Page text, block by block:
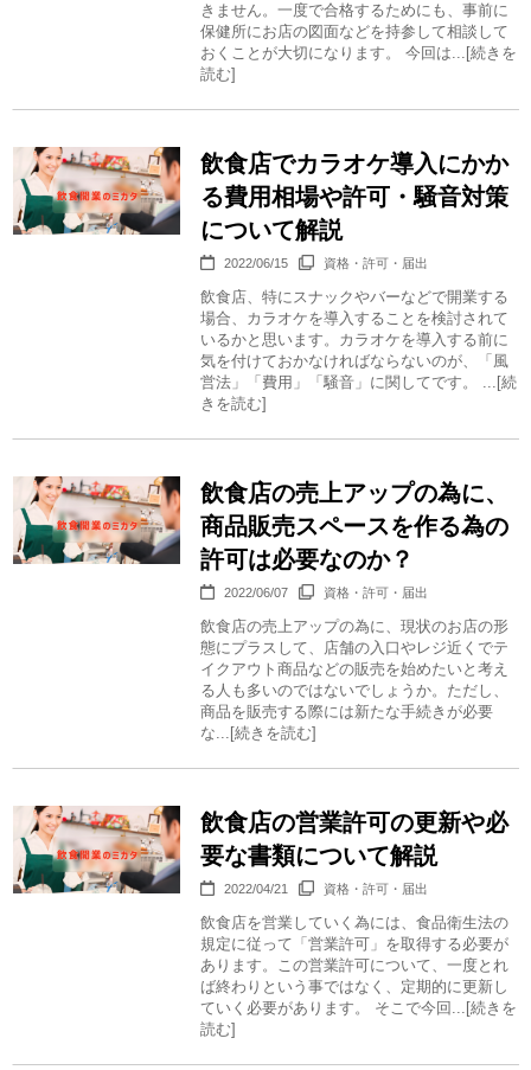
きません。一度で合格するためにも、事前に
保健所にお店の図面などを持参して相談して
おくことが大切になります。 今回は...[続きを
読む]
飲食店でカラオケ導入にかか
る費用相場や許可・騒音対策
について解説
2022/06/15 資格・許可・届出
飲食店、特にスナックやバーなどで開業する
場合、カラオケを導入することを検討されて
いるかと思います。カラオケを導入する前に
気を付けておかなければならないのが、「風
営法」「費用」「騒音」に関してです。 ...[続
きを読む]
飲食店の売上アップの為に、
商品販売スペースを作る為の
許可は必要なのか？
2022/06/07 資格・許可・届出
飲食店の売上アップの為に、現状のお店の形
態にプラスして、店舗の入口やレジ近くでテ
イクアウト商品などの販売を始めたいと考え
る人も多いのではないでしょうか。ただし、
商品を販売する際には新たな手続きが必要
な...[続きを読む]
飲食店の営業許可の更新や必
要な書類について解説
2022/04/21 資格・許可・届出
飲食店を営業していく為には、食品衛生法の
規定に従って「営業許可」を取得する必要が
あります。この営業許可について、一度とれ
ば終わりという事ではなく、定期的に更新し
ていく必要があります。 そこで今回...[続きを
読む]